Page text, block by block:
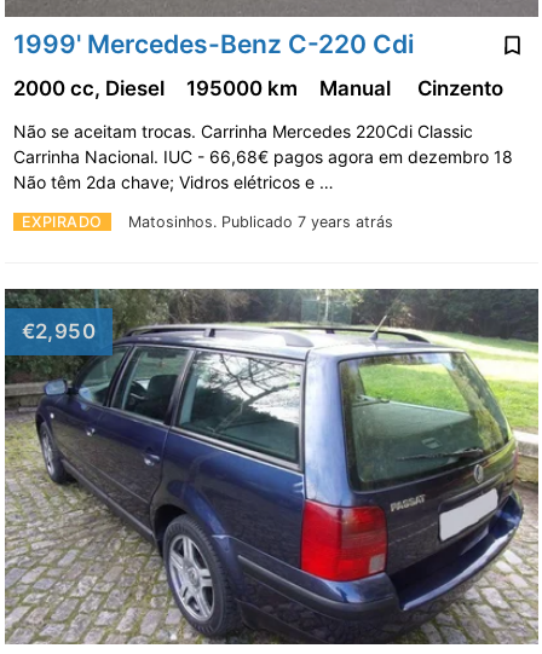
1999' Mercedes-Benz C-220 Cdi
EXPIRADO Matosinhos. Publicado 7 years atrás
2000 cc, Diesel 195000 km Manual Cinzento
Não se aceitam trocas. Carrinha Mercedes 220Cdi Classic
Carrinha Nacional. IUC - 66,68€ pagos agora em dezembro 18
Não têm 2da chave; Vidros elétricos e …
€2,950